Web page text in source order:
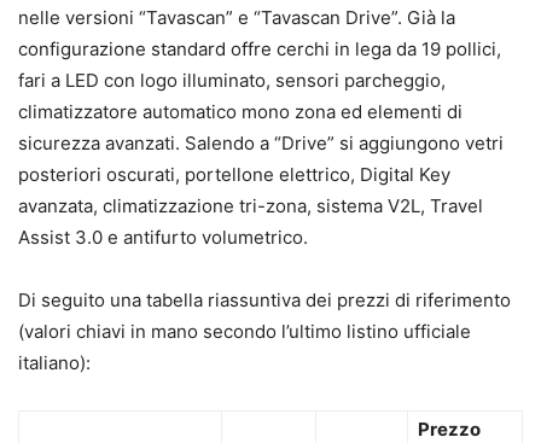
nelle versioni “Tavascan” e “Tavascan Drive”. Già la
configurazione standard offre cerchi in lega da 19 pollici,
fari a LED con logo illuminato, sensori parcheggio,
climatizzatore automatico mono zona ed elementi di
sicurezza avanzati. Salendo a “Drive” si aggiungono vetri
posteriori oscurati, portellone elettrico, Digital Key
avanzata, climatizzazione tri-zona, sistema V2L, Travel
Assist 3.0 e antifurto volumetrico.
Di seguito una tabella riassuntiva dei prezzi di riferimento
(valori chiavi in mano secondo l’ultimo listino ufficiale
italiano):
Prezzo